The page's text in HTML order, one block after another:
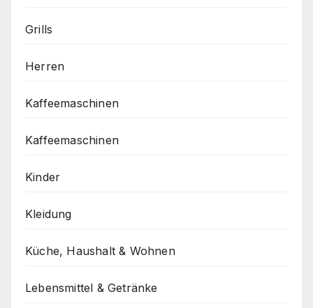
Grills
Herren
Kaffeemaschinen
Kaffeemaschinen
Kinder
Kleidung
Küche, Haushalt & Wohnen
Lebensmittel & Getränke